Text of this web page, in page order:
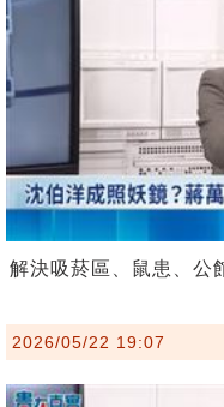
解決吸菸區、鼠患、公
2026/05/22 19:07